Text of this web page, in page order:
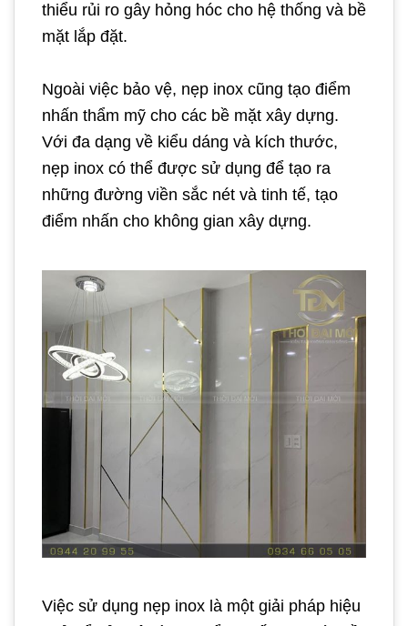
thiểu rủi ro gây hỏng hóc cho hệ thống và bề
mặt lắp đặt.
Ngoài việc bảo vệ, nẹp inox cũng tạo điểm
nhấn thẩm mỹ cho các bề mặt xây dựng.
Với đa dạng về kiểu dáng và kích thước,
nẹp inox có thể được sử dụng để tạo ra
những đường viền sắc nét và tinh tế, tạo
điểm nhấn cho không gian xây dựng.
Việc sử dụng nẹp inox là một giải pháp hiệu